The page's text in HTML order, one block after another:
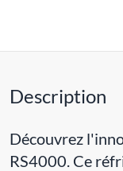
Description
Découvrez
RS4000. Ce